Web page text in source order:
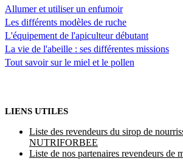
Allumer et utiliser un enfumoir
Les différents modèles de ruche
L'équipement de l'apiculteur débutant
La vie de l'abeille : ses différentes missions
Tout savoir sur le miel et le pollen
LIENS UTILES
Liste des revendeurs du sirop de
NUTRIFORBEE
Liste de nos partenaires revendeurs de